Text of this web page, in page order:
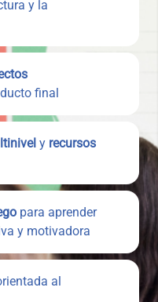
y la
final
y recursos
para aprender
y motivadora
al